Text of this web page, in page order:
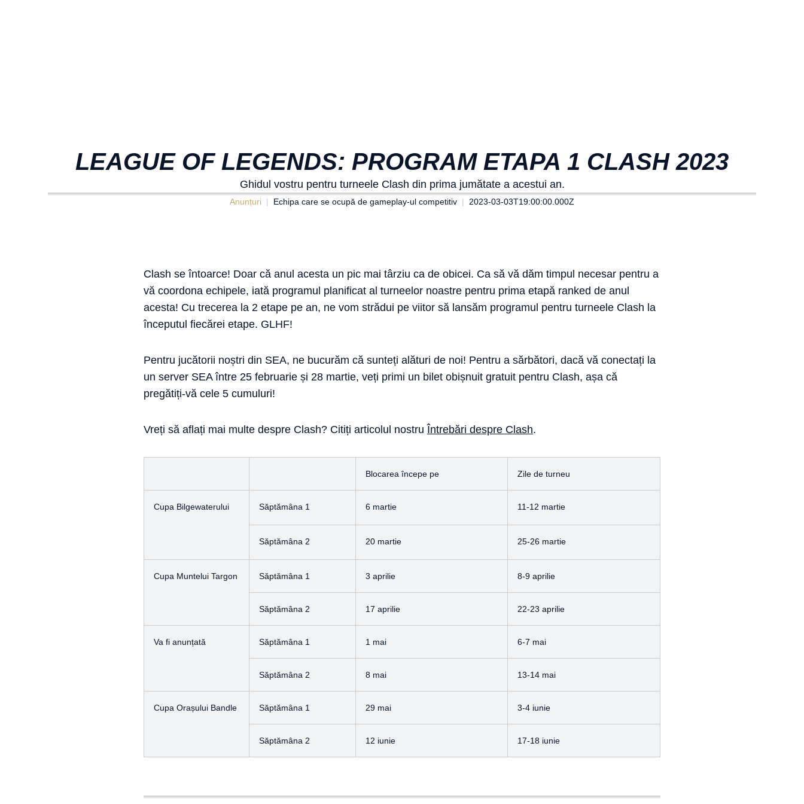
LEAGUE OF LEGENDS: PROGRAM ETAPA 1 CLASH 2023
Ghidul vostru pentru turneele Clash din prima jumătate a acestui an.
Anunțuri Echipa care se ocupă de gameplay-ul competitiv 2023-03-03T19:00:00.000Z
Clash se întoarce! Doar că anul acesta un pic mai târziu ca de obicei. Ca să vă dăm timpul necesar pentru a
vă coordona echipele, iată programul planificat al turneelor noastre pentru prima etapă ranked de anul
acesta! Cu trecerea la 2 etape pe an, ne vom strădui pe viitor să lansăm programul pentru turneele Clash la
începutul fiecărei etape. GLHF!
Pentru jucătorii noștri din SEA, ne bucurăm că sunteți alături de noi! Pentru a sărbători, dacă vă conectați la
un server SEA între 25 februarie și 28 martie, veți primi un bilet obișnuit gratuit pentru Clash, așa că
pregătiți-vă cele 5 cumuluri!
Vreți să aflați mai multe despre Clash? Citiți articolul nostru Întrebări despre Clash.
Blocarea începe pe Zile de turneu
Cupa Bilgewaterului Săptămâna 1 6 martie 11-12 martie
Săptămâna 2 20 martie 25-26 martie
Cupa Muntelui Targon Săptămâna 1 3 aprilie 8-9 aprilie
Săptămâna 2 17 aprilie 22-23 aprilie
Va fi anunțată Săptămâna 1 1 mai 6-7 mai
Săptămâna 2 8 mai 13-14 mai
Cupa Orașului Bandle Săptămâna 1 29 mai 3-4 iunie
Săptămâna 2 12 iunie 17-18 iunie